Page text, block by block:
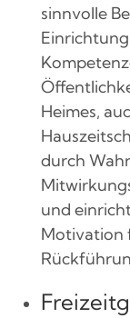
sinnvolle
Heimes,
durch
und
Motivation